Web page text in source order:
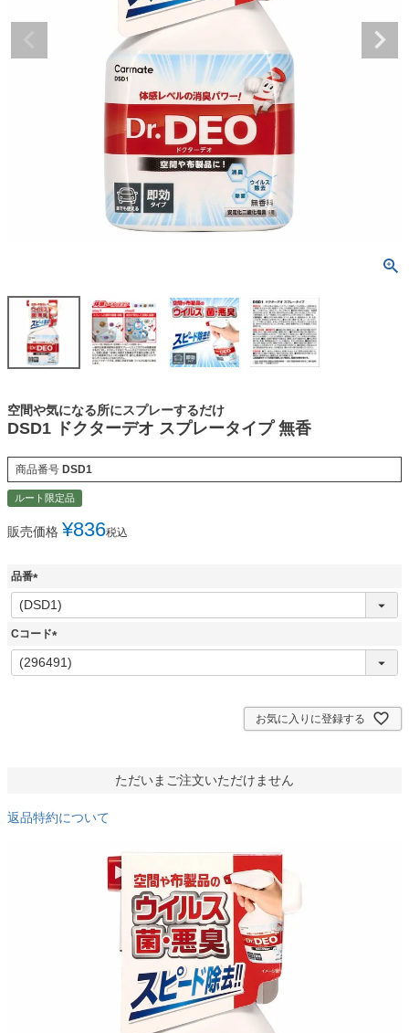
空間や気になる所にスプレーするだけ
DSD1 ドクターデオ スプレータイプ 無香
商品番号 DSD1
ルート限定品
販売価格 ¥836税込
品番
(
必
須
Cコード
(
必
お気に入りに登録する
ただいまご注文いただけません
返品特約について